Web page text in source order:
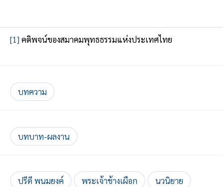
[1]คติพจน์ของสมาคมพุทธธรรมแห่งประเทศไทย
บทความ
บทบาท-ผลงาน
ปรีดี พนมยงค์ พระเจ้าช้างเผือก
นวนิยาย